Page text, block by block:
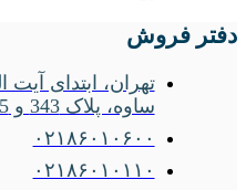
دفتر فروش
تهران، ابتدای آیت
ساوه، پلاک 343 و 345
۰۲۱۸۶۰۱۰۶۰۰
۰۲۱۸۶۰۱۰۱۱۰